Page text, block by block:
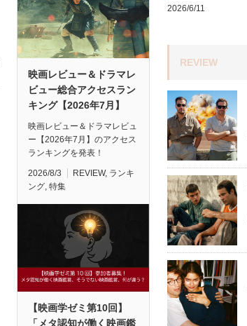
映画レビュー＆ドラマレ
ビュー総合アクセスラン
キング【2026年7月】
映画レビュー＆ドラマレビュ
ー【2026年7月】のアクセス
ランキングを発表！
2026/8/3 REVIEW, ランキ
ング 特集
【映画学ゼミ第10回】
「メタ認知が働く映画鑑
2026/6/11
REVIEW